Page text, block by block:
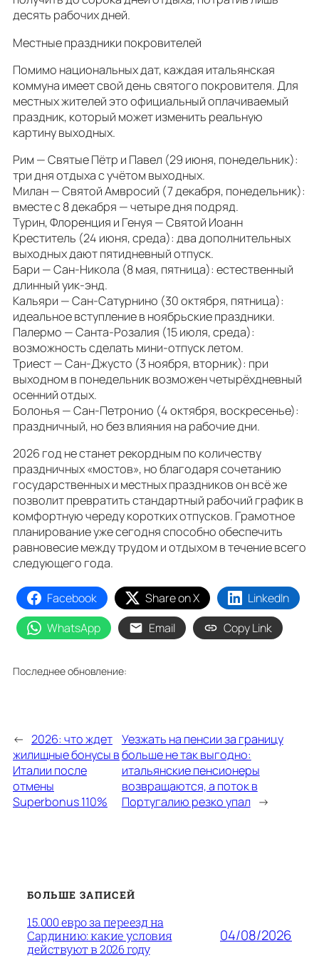
десять рабочих дней.
Местные праздники покровителей
Помимо национальных дат, каждая итальянская
коммуна имеет свой день святого покровителя. Для
местных жителей это официальный оплачиваемый
праздник, который может изменить реальную
картину выходных.
Рим — Святые Пётр и Павел (29 июня, понедельник):
три дня отдыха с учётом выходных.
Милан — Святой Амвросий (7 декабря, понедельник):
вместе с 8 декабря — четыре дня подряд.
Турин, Флоренция и Генуя — Святой Иоанн
Креститель (24 июня, среда): два дополнительных
выходных дают пятидневный отпуск.
Бари — Сан‑Никола (8 мая, пятница): естественный
длинный уик‑энд.
Кальяри — Сан‑Сатурнино (30 октября, пятница):
идеальное вступление в ноябрьские праздники.
Палермо — Санта‑Розалия (15 июля, среда):
возможность сделать мини‑отпуск летом.
Триест — Сан‑Джусто (3 ноября, вторник): при
выходном в понедельник возможен четырёхдневный
осенний отдых.
Болонья — Сан‑Петронио (4 октября, воскресенье):
праздничный, но без влияния на рабочие дни.
2026 год не станет рекордным по количеству
праздничных «мостов», но благодаря сочетанию
государственных и местных праздников он всё же
позволит превратить стандартный рабочий график в
комфортную череду коротких отпусков. Грамотное
планирование уже сегодня способно обеспечить
равновесие между трудом и отдыхом в течение всего
следующего года.
Facebook Share on X
LinkedIn
WhatsApp
Email Copy Link
Последнее обновление:
← 2026: что ждет
жилищные бонусы в
Италии после
отмены
Superbonus 110%
Уезжать на пенсии за границу
больше не так выгодно:
итальянские пенсионеры
возвращаются, а поток в
Португалию резко упал →
БОЛЬШЕ ЗАПИСЕЙ
15.000 евро за переезд на
Сардинию: какие условия
действуют в 2026 году
04/08/2026